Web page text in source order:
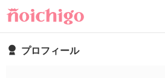
プロフィール